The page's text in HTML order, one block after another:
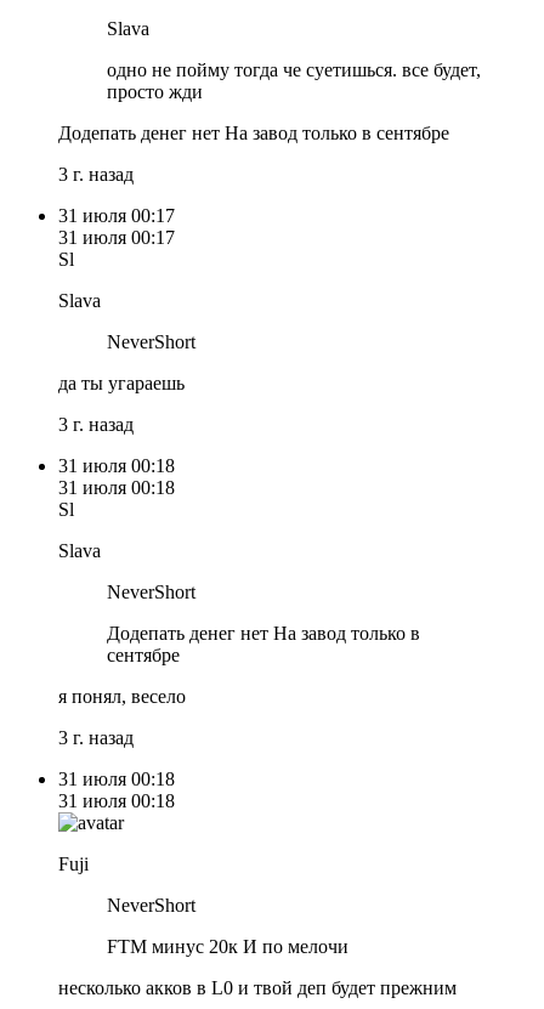
Slava
одно не пойму тогда че суетишься. все будет,
просто жди
Додепать денег нет На завод только в сентябре
3 г. назад
31 июля 00:17
31 июля 00:17
Sl
Slava
NeverShort
да ты угараешь
3 г. назад
31 июля 00:18
31 июля 00:18
Sl
Slava
NeverShort
Додепать денег нет На завод только в
сентябре
я понял, весело
3 г. назад
31 июля 00:18
31 июля 00:18
Fuji
NeverShort
FTM минус 20к И по мелочи
несколько акков в L0 и твой деп будет прежним